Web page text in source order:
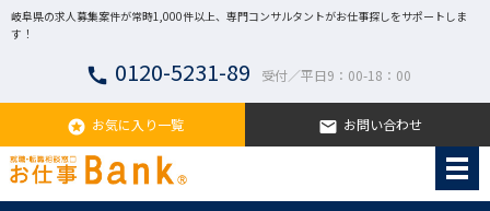
岐阜県の求人募集案件が常時1,000件以上、専門コンサルタントがお仕事探しをサポートしま
す！
call 0120-5231-89 受付／平日9：00-18：00
stars お気に入り一覧 email お問い合わせ